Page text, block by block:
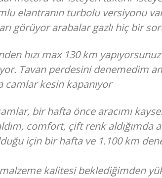
elantranın turbolu versiyonu
görüyor arabalar gazlı hiç bir
hızı max 130 km
Tavan perdesini denemedim
camlar kesin kapanıyor
bir hafta önce aracımı
comfort, çift renk aldığımda
için bir hafta ve 1.100 km
kalitesi beklediğimden